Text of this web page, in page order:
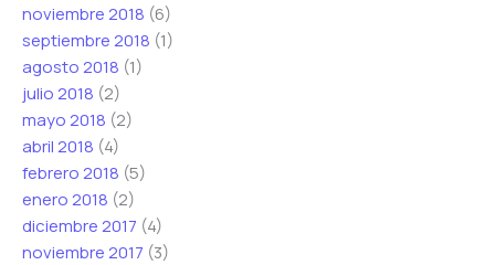
noviembre 2018 (6)
septiembre 2018 (1)
agosto 2018 (1)
julio 2018 (2)
mayo 2018 (2)
abril 2018 (4)
febrero 2018 (5)
enero 2018 (2)
diciembre 2017 (4)
noviembre 2017 (3)